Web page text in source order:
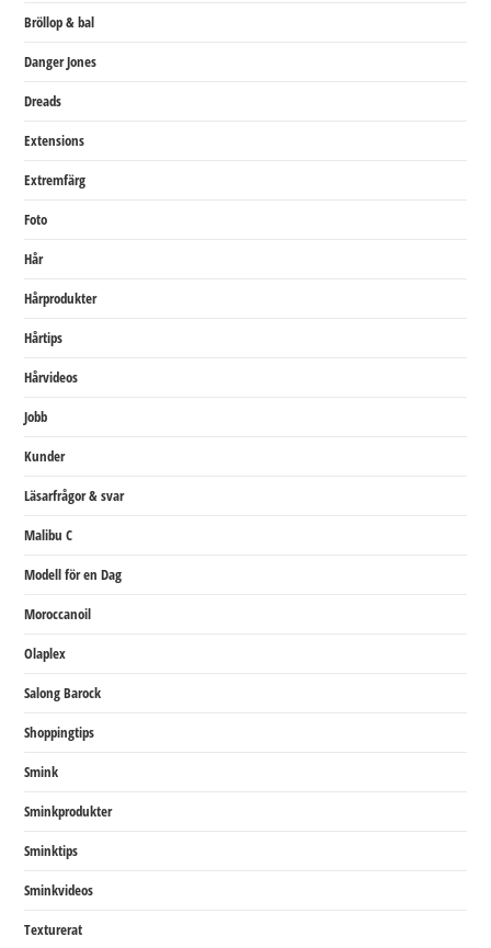
Bröllop & bal
Danger Jones
Dreads
Extensions
Extremfärg
Foto
Hår
Hårprodukter
Hårtips
Hårvideos
Jobb
Kunder
Läsarfrågor & svar
Malibu C
Modell för en Dag
Moroccanoil
Olaplex
Salong Barock
Shoppingtips
Smink
Sminkprodukter
Sminktips
Sminkvideos
Texturerat